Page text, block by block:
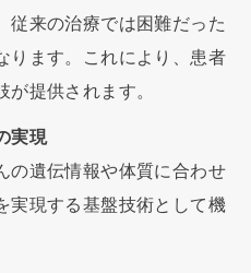
従来の治療では困難だった
ります。これにより、患者
が提供されます。
実現
の遺伝情報や体質に合わせ
実現する基盤技術として機